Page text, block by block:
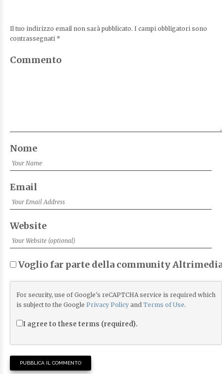
Il tuo indirizzo email non sarà pubblicato. I campi obbligatori sono
contrassegnati *
Commento
Nome
Email
Website
Voglio far parte della community
For security, use of Google's reCAPTCHA service is required which
is subject to the Google Privacy Policy and Terms of Use.
I agree to these terms (required).